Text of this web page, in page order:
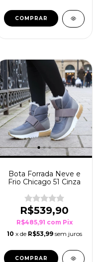
COMPRAR
Bota Forrada Neve e
Frio Chicago 51 Cinza
R$539,90
R$485,91 com Pix
10 x de R$53,99 sem juros
COMPRAR